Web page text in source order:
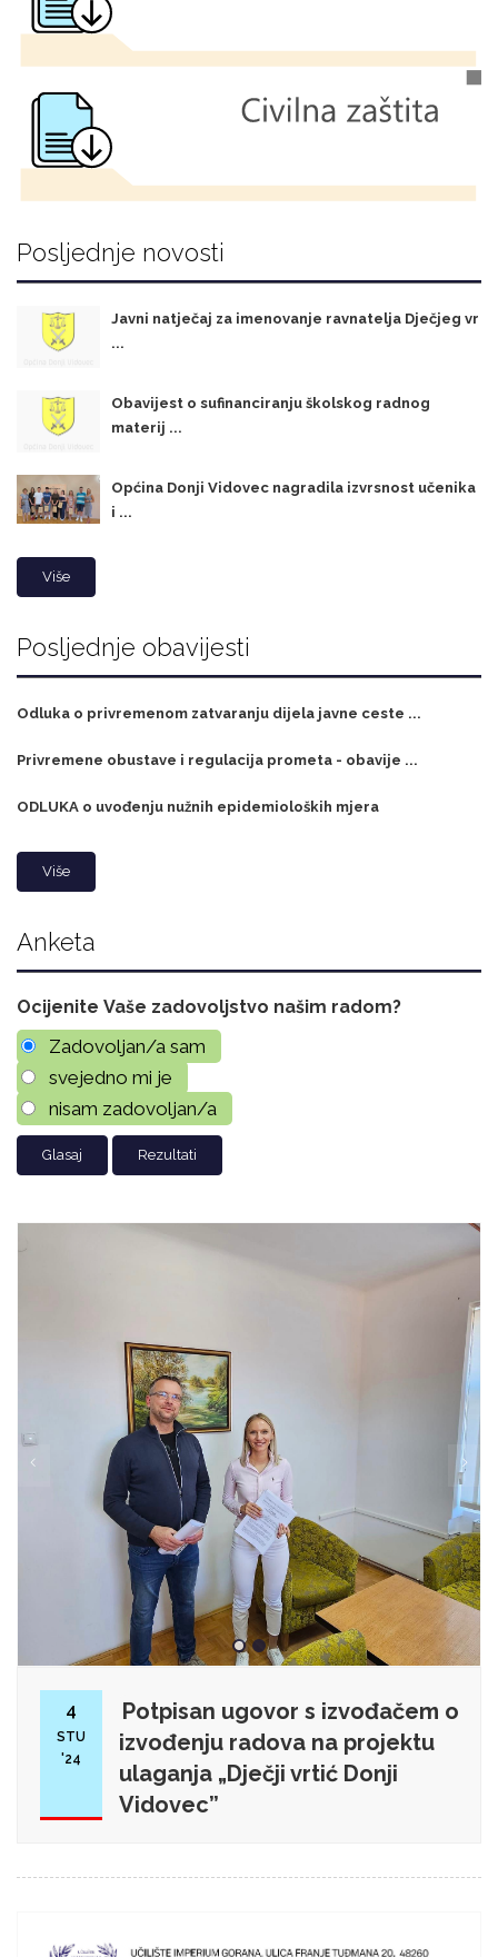
Posljednje novosti
Javni natječaj za imenovanje ravnatelja Dječjeg vr
...
Obavijest o sufinanciranju školskog radnog
materij ...
Općina Donji Vidovec nagradila izvrsnost učenika
i ...
Više
Posljednje obavijesti
Odluka o privremenom zatvaranju dijela javne ceste ...
Privremene obustave i regulacija prometa - obavije ...
ODLUKA o uvođenju nužnih epidemioloških mjera
Više
Anketa
Ocijenite Vaše zadovoljstvo našim radom?
Zadovoljan/a sam
svejedno mi je
nisam zadovoljan/a
Rezultati
4
STU
'24
Potpisan ugovor s izvođačem o
izvođenju radova na projektu
ulaganja „Dječji vrtić Donji
Vidovec”